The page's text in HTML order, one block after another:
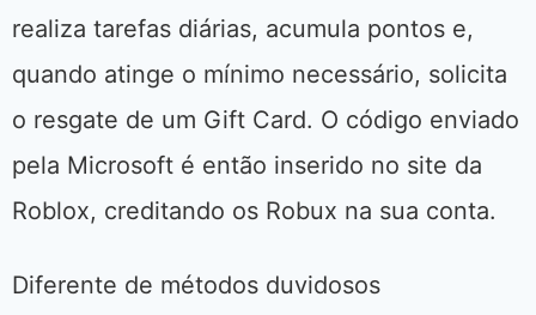
realiza tarefas diárias, acumula pontos e,
quando atinge o mínimo necessário, solicita
o resgate de um Gift Card. O código enviado
pela Microsoft é então inserido no site da
Roblox, creditando os Robux na sua conta.
Diferente de métodos duvidosos